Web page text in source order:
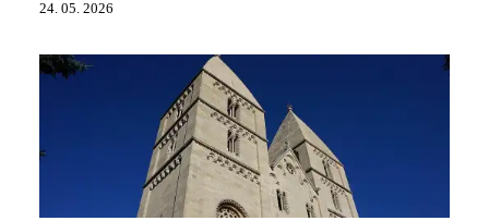
24. 05. 2026